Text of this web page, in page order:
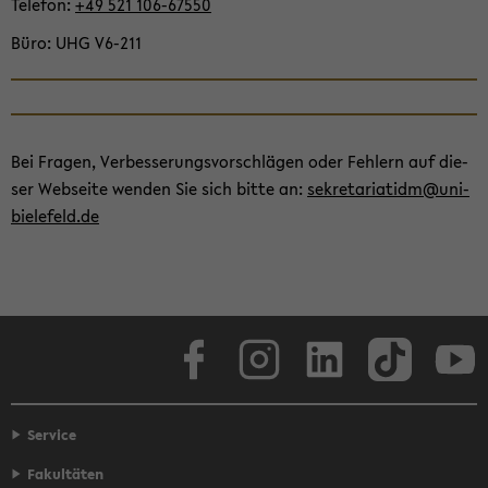
Büro UHG V6-​211
Bei Fra­gen, Ver­bes­se­rungs­vor­schlä­gen oder Feh­lern auf die­
ser Web­sei­te wen­den Sie sich bitte an: se­kre­ta­ria­tidm@uni-​
bielefeld.de
Face­book
Service
Fakultäten